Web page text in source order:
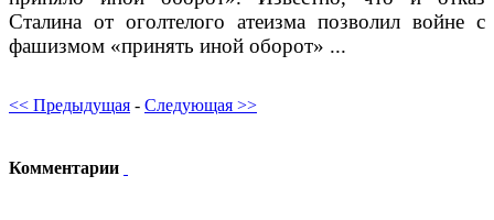
Сталина от оголтелого атеизма позволил войне с
фашизмом «принять иной оборот» ...
<< Предыдущая - Следующая >>
Комментарии